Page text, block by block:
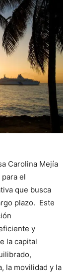
Carolina Mejía
el
que busca
plazo. Este
y
la capital
la movilidad y la